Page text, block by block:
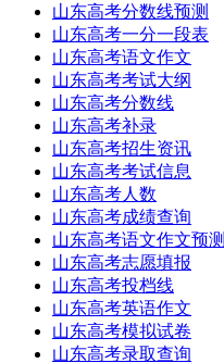
山东高考分数线预测
山东高考一分一段表
山东高考语文作文
山东高考考试大纲
山东高考分数线
山东高考补录
山东高考招生资讯
山东高考考试信息
山东高考人数
山东高考成绩查询
山东高考语文作文预测
山东高考志愿填报
山东高考投档线
山东高考英语作文
山东高考模拟试卷
山东高考录取查询